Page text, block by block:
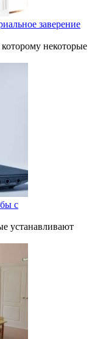
заверение
некоторые
с
устанавливают